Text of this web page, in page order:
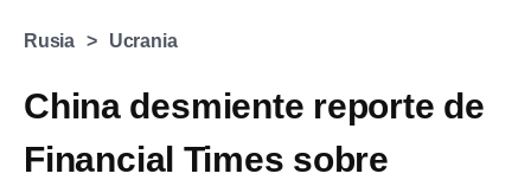
Rusia Ucrania
China desmiente reporte de
Financial Times sobre